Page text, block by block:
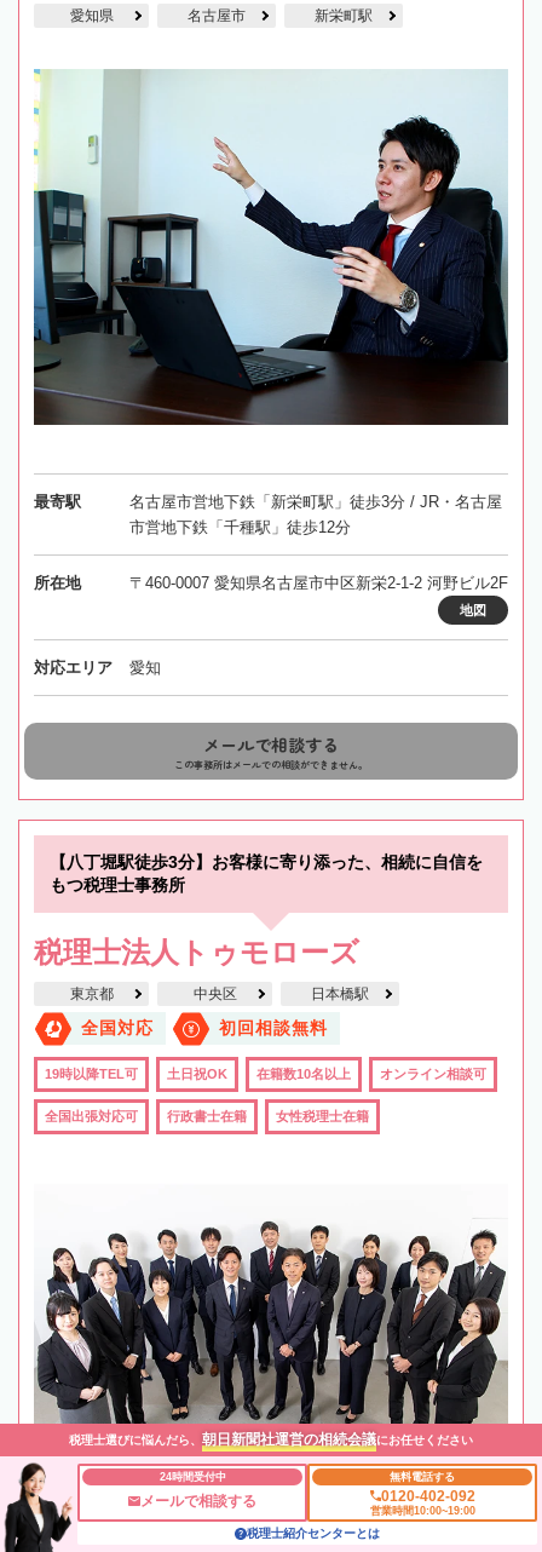
愛知県 名古屋市 新栄町駅
最寄駅
名古屋市営地下鉄「新栄町駅」徒歩3分 / JR・名古屋
市営地下鉄「千種駅」徒歩12分
所在地 〒460-0007 愛知県名古屋市中区新栄2-1-2 河野ビル2F
地図
対応エリア 愛知
メールで相談する
この事務所はメールでの相談ができません。
【八丁堀駅徒歩3分】お客様に寄り添った、相続に自信を
もつ税理士事務所
税理士法人トゥモローズ
東京都 中央区 日本橋駅
全国対応 初回相談無料
19時以降TEL可 土日祝OK 在籍数10名以上 オンライン相談可
全国出張対応可 行政書士在籍 女性税理士在籍
税理士選びに悩んだら、 朝日新聞社運営の相続会議にお任せください
24時間受付中
メールで相談する
無料電話する
0120-402-092
営業時間10:00~19:00
税理士紹介センターとは